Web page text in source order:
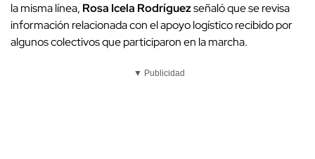
la misma línea, Rosa Icela Rodríguezseñaló que se revisa
información relacionada con el apoyo logístico recibido por
algunos colectivos que participaron en la marcha.
▼ Publicidad